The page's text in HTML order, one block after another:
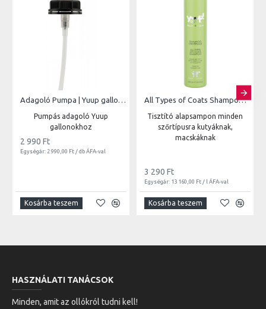
Adagoló Pumpa | Yuup gallonokhoz
Pumpás adagoló Yuup
gallonokhoz
2 990 Ft
Egységár: 2 990,00 Ft / db ÁFA-val
Kosárba teszem
All Types of Coats Shampoo | 250ml
Tisztító alapsampon minden
szőrtípusra kutyáknak,
macskáknak
3 290 Ft
Egységár: 13 160,00 Ft / l ÁFA-val
Kosárba teszem
HASZNÁLATI TANÁCSOK
Minden, amit az ollókról tudni kell!